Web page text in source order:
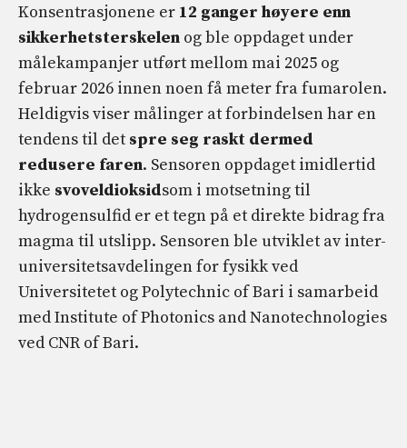
Konsentrasjonene er 12 ganger høyere enn
sikkerhetsterskelen og ble oppdaget under
målekampanjer utført mellom mai 2025 og
februar 2026 innen noen få meter fra fumarolen.
Heldigvis viser målinger at forbindelsen har en
tendens til det spre seg raskt dermed
redusere faren. Sensoren oppdaget imidlertid
ikke svoveldioksidsom i motsetning til
hydrogensulfid er et tegn på et direkte bidrag fra
magma til utslipp. Sensoren ble utviklet av inter-
universitetsavdelingen for fysikk ved
Universitetet og Polytechnic of Bari i samarbeid
med Institute of Photonics and Nanotechnologies
ved CNR of Bari.